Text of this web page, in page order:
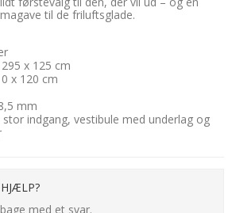
til de friluftsglade.
x 125 cm
x 120 cm
mm
indgang, vestibule med underlag og
med et svar.